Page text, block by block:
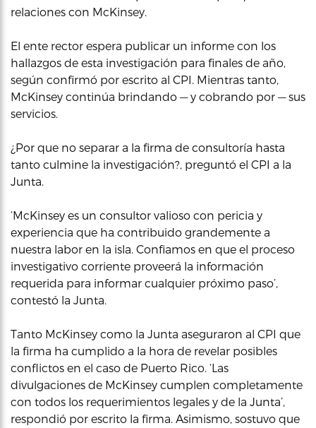
relaciones con McKinsey.
El ente rector espera publicar un informe con los
hallazgos de esta investigación para finales de año,
según confirmó por escrito al CPI. Mientras tanto,
McKinsey continúa brindando — y cobrando por — sus
servicios.
¿Por que no separar a la firma de consultoría hasta
tanto culmine la investigación?, preguntó el CPI a la
Junta.
‘McKinsey es un consultor valioso con pericia y
experiencia que ha contribuido grandemente a
nuestra labor en la isla. Confiamos en que el proceso
investigativo corriente proveerá la información
requerida para informar cualquier próximo paso’,
contestó la Junta.
Tanto McKinsey como la Junta aseguraron al CPI que
la firma ha cumplido a la hora de revelar posibles
conflictos en el caso de Puerto Rico. ‘Las
divulgaciones de McKinsey cumplen completamente
con todos los requerimientos legales y de la Junta’,
respondió por escrito la firma. Asimismo, sostuvo que